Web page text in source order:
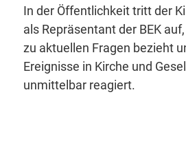
In der Öffentlichkeit tritt der
als Repräsentant der BEK
zu aktuellen Fragen bezieht
Ereignisse in Kirche und
unmittelbar reagiert.